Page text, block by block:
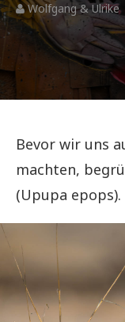
Wolfgang & Ulrike
Bevor wir uns
machten,
(Upupa epops).